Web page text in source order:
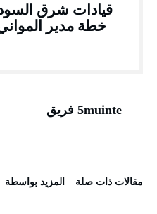
قيادات شرق
خطة مدير
5muinte فريق
‫مقالات ذات صلة‬ ‫‫المزيد بواسطة‬ ‬ 5MUINTE فريق